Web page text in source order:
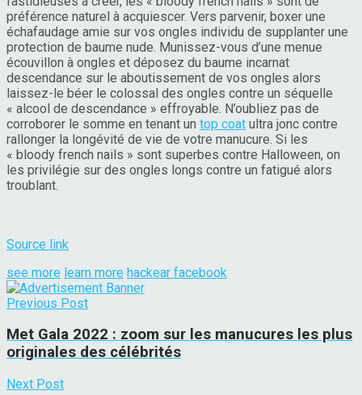
préférence naturel à acquiescer. Vers parvenir, boxer une
échafaudage amie sur vos ongles individu de supplanter une
protection de baume nude. Munissez-vous d’une menue
écouvillon à ongles et déposez du baume incarnat
descendance sur le aboutissement de vos ongles alors
laissez-le béer le colossal des ongles contre un séquelle
« alcool de descendance » effroyable. N’oubliez pas de
corroborer le somme en tenant un top coat ultra jonc contre
rallonger la longévité de vie de votre manucure. Si les
« bloody french nails » sont superbes contre Halloween, on
les privilégie sur des ongles longs contre un fatigué alors
troublant.
Source link
see more learn more hackear facebook
Previous Post
Met Gala 2022 : zoom sur les manucures les plus
originales des célébrités
Next Post